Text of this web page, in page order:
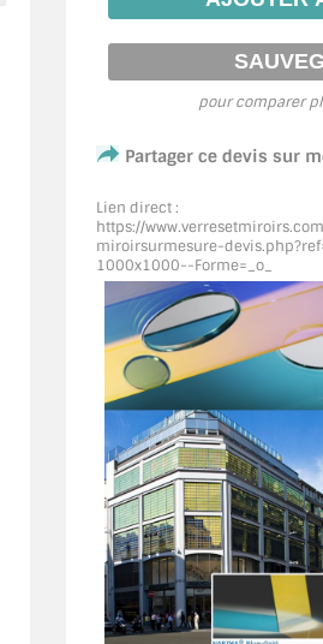
pour comparer
Partager ce devis sur
Lien direct :
https://
miroirsurmesure-
1000x1000--Forme=_o_